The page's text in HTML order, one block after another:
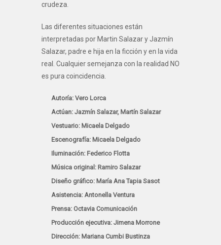
crudeza.
Las diferentes situaciones están
interpretadas por Martin Salazar y Jazmín
Salazar, padre e hija en la ficción y en la vida
real. Cualquier semejanza con la realidad NO
es pura coincidencia.
Autoría: Vero Lorca
Actúan: Jazmín Salazar, Martín Salazar
Vestuario: Micaela Delgado
Escenografía: Micaela Delgado
Iluminación: Federico Flotta
Música original: Ramiro Salazar
Diseño gráfico: María Ana Tapia Sasot
Asistencia: Antonella Ventura
Prensa: Octavia Comunicación
Producción ejecutiva: Jimena Morrone
Dirección: Mariana Cumbi Bustinza